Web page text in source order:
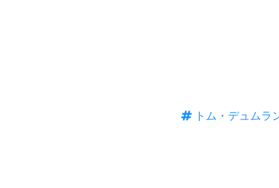
トム・デュムラ